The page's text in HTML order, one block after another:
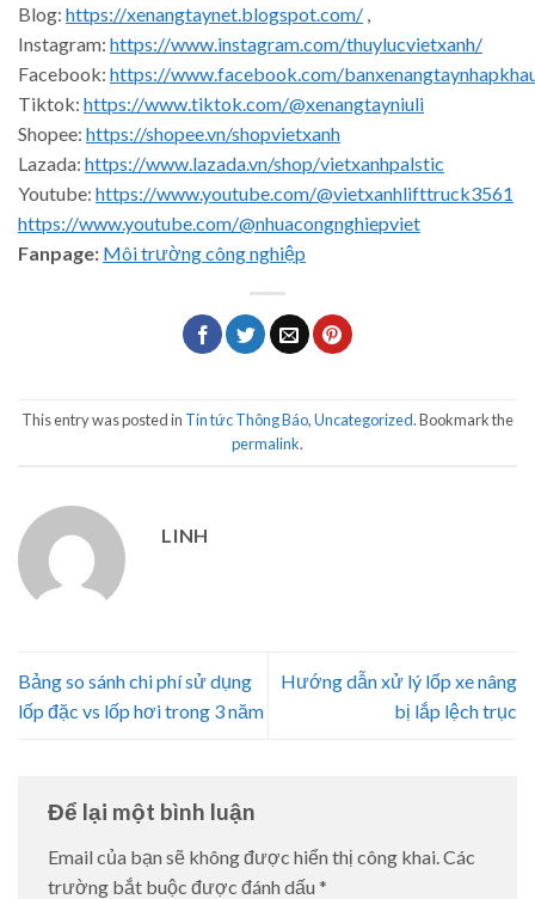
Blog: https://xenangtaynet.blogspot.com/
Instagram: https://www.instagram.com/thuylucvietxanh/
Facebook: https://www.facebook.com/
Tiktok: https://www.tiktok.com/@xenangtayniuli
Shopee: https://shopee.vn/shopvietxanh
Lazada: https://www.lazada.vn/shop/vietxanhpalstic
Youtube: https://www.youtube.com/@vietxanhlifttruck3561
https://www.youtube.com/@nhuacongnghiepviet
Fanpage: Môi trường công nghiệp
This entry was posted in Tin tức Thông Báo,Uncategorized. Bookmark the
permalink.
LINH
Bảng so sánh chi phí sử dụng
lốp đặc vs lốp hơi trong 3 năm
Hướng dẫn xử lý lốp xe nâng
bị lắp lệch trục
Để lại một bình luận
Email của bạn sẽ không được hiển thị công khai. Các
trường bắt buộc được đánh dấu *